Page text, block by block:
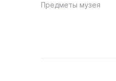
Предметы музея